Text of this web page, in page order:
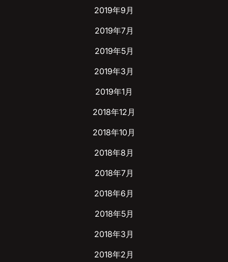
2019年9月
2019年7月
2019年5月
2019年3月
2019年1月
2018年12月
2018年10月
2018年8月
2018年7月
2018年6月
2018年5月
2018年3月
2018年2月